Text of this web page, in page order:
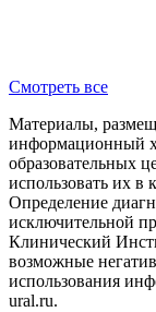
Смотреть все
Материалы,
информационный
образовательных
использовать их в
Определение
исключительной
Клинический
возможные
использования
ural.ru.